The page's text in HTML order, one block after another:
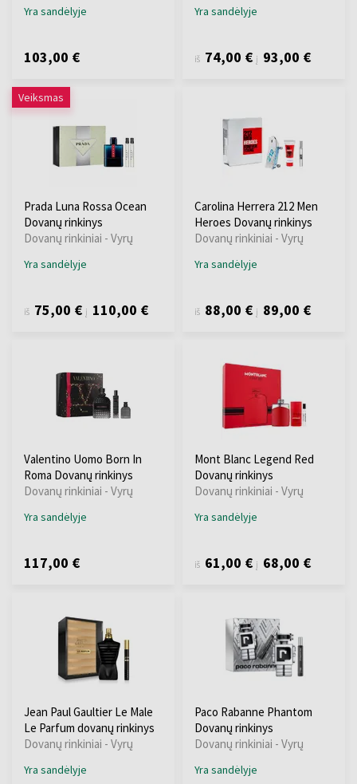
Yra sandėlyje
103,00 €
Yra sandėlyje
iš 74,00 € į 93,00 €
Veiksmas
Prada Luna Rossa Ocean
Dovanų rinkinys
Dovanų rinkiniai - Vyrų
Yra sandėlyje
iš 75,00 € į 110,00 €
Carolina Herrera 212 Men
Heroes Dovanų rinkinys
Dovanų rinkiniai - Vyrų
Yra sandėlyje
iš 88,00 € į 89,00 €
Valentino Uomo Born In
Roma Dovanų rinkinys
Dovanų rinkiniai - Vyrų
Yra sandėlyje
117,00 €
Mont Blanc Legend Red
Dovanų rinkinys
Dovanų rinkiniai - Vyrų
Yra sandėlyje
iš 61,00 € į 68,00 €
Jean Paul Gaultier Le Male
Le Parfum dovanų rinkinys
Dovanų rinkiniai - Vyrų
Yra sandėlyje
Paco Rabanne Phantom
Dovanų rinkinys
Dovanų rinkiniai - Vyrų
Yra sandėlyje